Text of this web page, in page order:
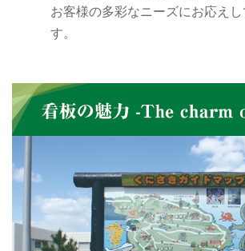
お客様の多彩なニーズにお応えし
す。